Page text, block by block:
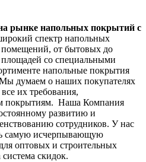
рынке напольных покрытий с
спектр напольных
от бытовых до
со специальными
напольные покрытия
думаем о наших покупателях
их требования,
покрытиям. Наша Компания
развитию и
сотрудников. У нас
самую исчерпывающую
оптовых и строительных
скидок.